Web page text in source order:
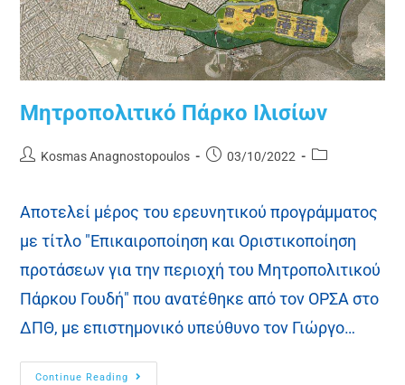
Μητροπολιτικό Πάρκο Ιλισίων
Kosmas Anagnostopoulos 03/10/2022
Αποτελεί μέρος του ερευνητικού προγράμματος
με τίτλο "Επικαιροποίηση και Οριστικοποίηση
προτάσεων για την περιοχή του Μητροπολιτικού
Πάρκου Γουδή" που ανατέθηκε από τον ΟΡΣΑ στο
ΔΠΘ, με επιστημονικό υπεύθυνο τον Γιώργο…
Continue Reading